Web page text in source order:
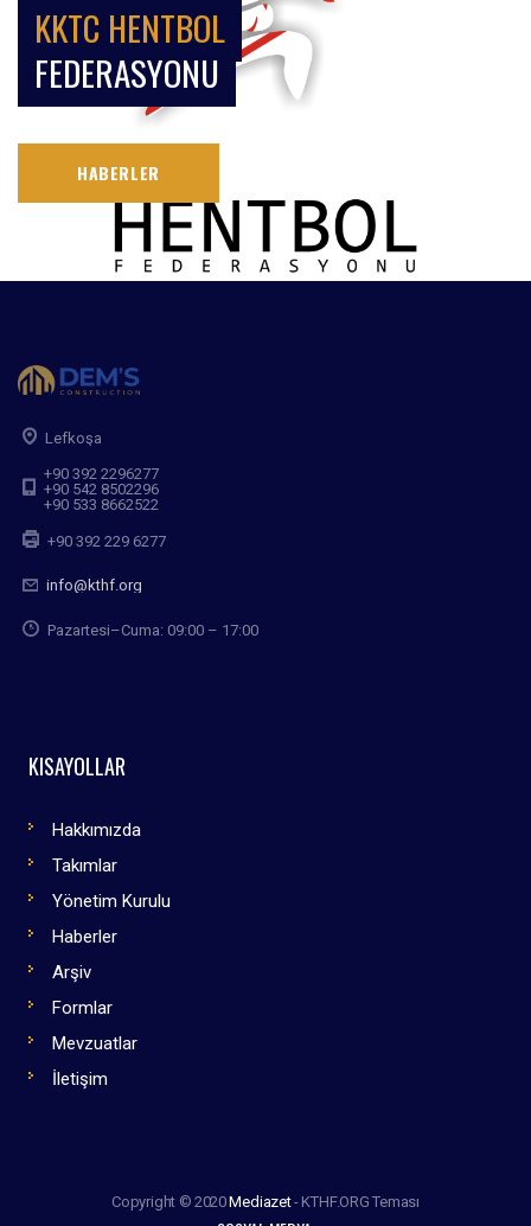
KKTC HENTBOL
FEDERASYONU
HABERLER
Lefkoşa
+90 392 2296277
+90 542 8502296
+90 533 8662522
+90 392 229 6277
info@kthf.org
Pazartesi–Cuma: 09:00 – 17:00
KISAYOLLAR
Hakkımızda
Takımlar
Yönetim Kurulu
Haberler
Arşiv
Formlar
Mevzuatlar
İletişim
Copyright © 2020Mediazet- KTHF.ORG Teması